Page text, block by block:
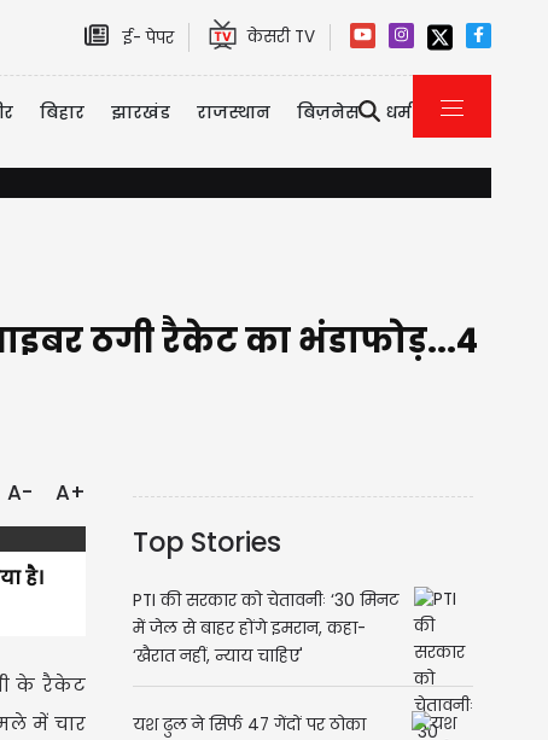
ई- पेपर केसरी TV
बिहार झारखंड राजस्थान बिज़नेस धर्म
ठगी रैकेट का भंडाफोड़...4
A- A+
है।
के रैकेट
में चार
Top Stories
PTI की सरकार को चेतावनीः ‘30 मिनट
में जेल से बाहर होंगे इमरान, कहा-
‘खैरात नहीं, न्याय चाहिए'
यश ढुल ने सिर्फ 47 गेंदों पर ठोका